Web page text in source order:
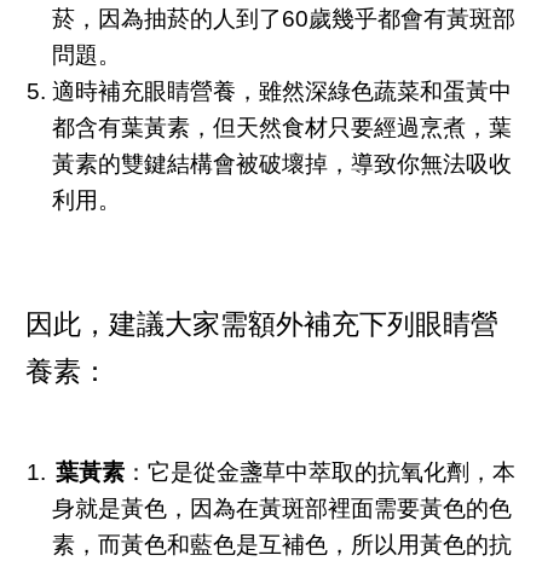
菸，因為抽菸的人到了60歲幾乎都會有黃斑部
問題。
適時補充眼睛營養，雖然深綠色蔬菜和蛋黃中
都含有葉黃素，但天然食材只要經過烹煮，葉
黃素的雙鍵結構會被破壞掉，導致你無法吸收
利用。
因此，建議大家需額外補充下列眼睛營
養素：
葉黃素 ：它是從金盞草中萃取的抗氧化劑，本
身就是黃色，因為在黃斑部裡面需要黃色的色
素，而黃色和藍色是互補色，所以用黃色的抗